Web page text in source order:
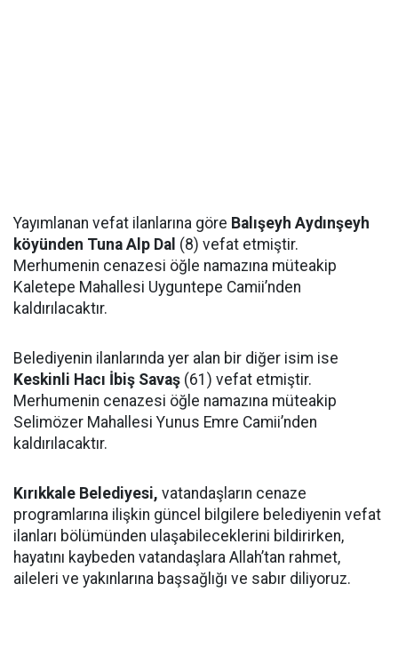
Yayımlanan vefat ilanlarına göre Balışeyh Aydınşeyh
köyünden Tuna Alp Dal (8) vefat etmiştir.
Merhumenin cenazesi öğle namazına müteakip
Kaletepe Mahallesi Uyguntepe Camii’nden
kaldırılacaktır.
Belediyenin ilanlarında yer alan bir diğer isim ise
Keskinli Hacı İbiş Savaş (61) vefat etmiştir.
Merhumenin cenazesi öğle namazına müteakip
Selimözer Mahallesi Yunus Emre Camii’nden
kaldırılacaktır.
Kırıkkale Belediyesi, vatandaşların cenaze
programlarına ilişkin güncel bilgilere belediyenin vefat
ilanları bölümünden ulaşabileceklerini bildirirken,
hayatını kaybeden vatandaşlara Allah’tan rahmet,
aileleri ve yakınlarına başsağlığı ve sabır diliyoruz.